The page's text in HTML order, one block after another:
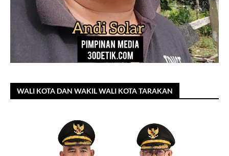
WALI KOTA DAN WAKIL WALI KOTA TARAKAN